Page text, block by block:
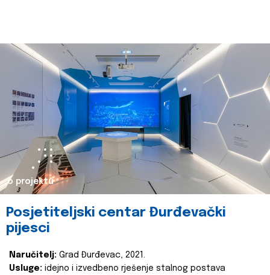
o projektu
Posjetiteljski centar Đurđevački
pijesci
Naručitelj: Grad Đurđevac, 2021.
Usluge: idejno i izvedbeno rješenje stalnog postava